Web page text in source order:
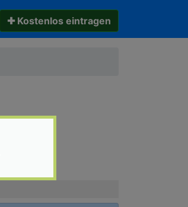
✚ Kostenlos eintragen